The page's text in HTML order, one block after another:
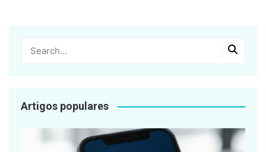
Artigos populares